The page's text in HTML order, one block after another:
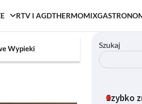
Wypieki
RTV I AGDTHERMOMIX
Szukaj
Szybko